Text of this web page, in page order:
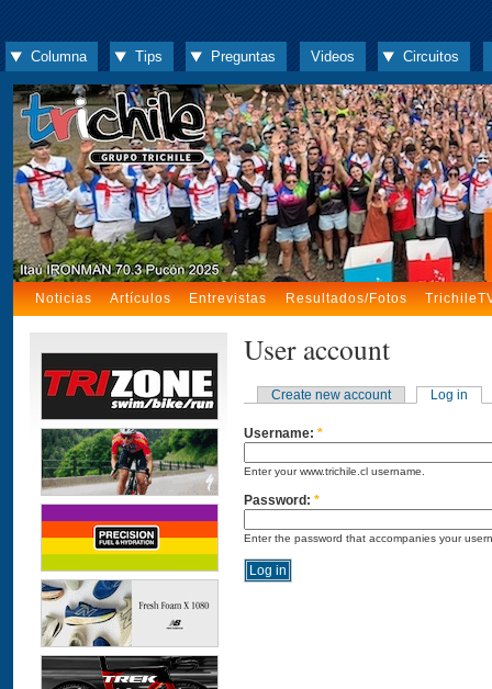
Columna Tips Preguntas Videos Circuitos
Noticias Artículos Entrevistas Resultados/Fotos
User account
Create new account Log in
Username: *
Enter your www.trichile.cl username.
Password: *
Enter the password that accompanies your